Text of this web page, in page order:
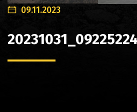
09.11.2023